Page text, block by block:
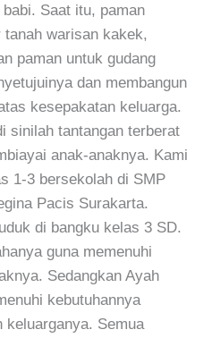
Saat itu, paman
warisan kakek,
paman untuk gudang
dan membangun
kesepakatan keluarga.
sinilah tantangan terberat
anak-anaknya. Kami
1-3 bersekolah di SMP
Pacis Surakarta.
di bangku kelas 3 SD.
guna memenuhi
Sedangkan Ayah
kebutuhannya
keluarganya. Semua